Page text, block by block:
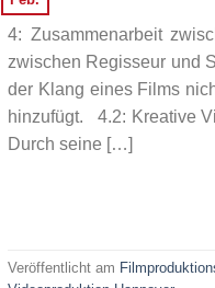
4: Zusammenarbeit
zwischen Regisseur und
der Klang eines Films
hinzufügt. 4.2: Kreative
Durch seine […]
Veröffentlicht am